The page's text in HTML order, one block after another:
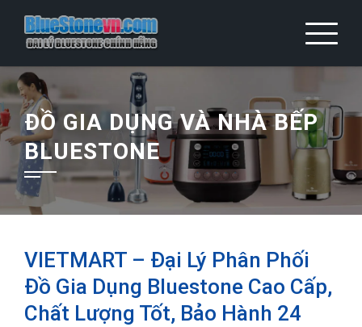
ĐỒ GIA DỤNG VÀ NHÀ BẾP
BLUESTONE
VIETMART – Đại Lý Phân Phối
Đồ Gia Dụng Bluestone Cao Cấp,
Chất Lượng Tốt, Bảo Hành 24